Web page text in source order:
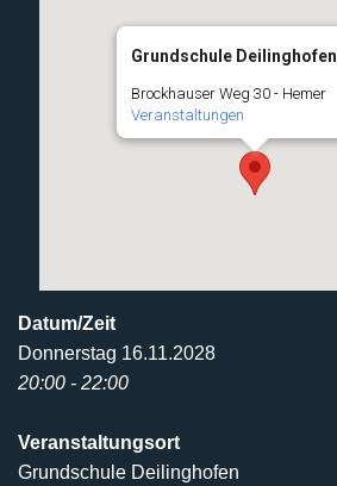
Grundschule Deilinghofen
Brockhauser Weg 30 - Hemer
Veranstaltungen
Datum/Zeit
Donnerstag 16.11.2028
20:00 - 22:00
Veranstaltungsort
Grundschule Deilinghofen